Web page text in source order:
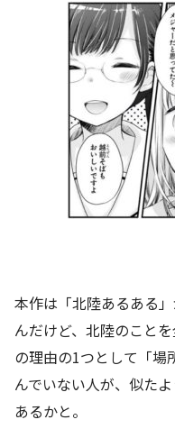
本作は「北陸あるある
んだけど、北陸のこと
の理由の1つとして「場
んでいない人が、似た
あるかと。